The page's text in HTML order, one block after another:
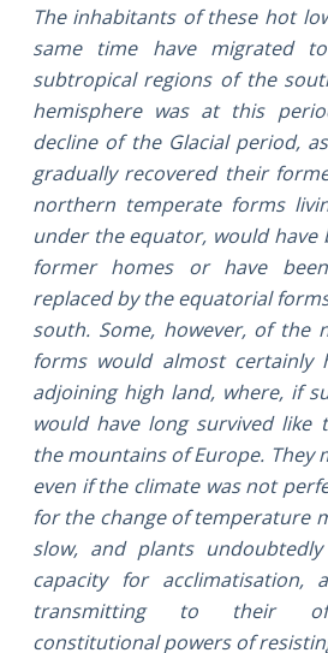
The inhabitants of these hot
same time have migrated
subtropical regions of the
hemisphere was at this
decline of the Glacial period,
gradually recovered their
northern temperate forms
under the equator, would
former homes or have
replaced by the equatorial
south. Some, however, of the
forms would almost certainly
adjoining high land, where, if
would have long survived like
the mountains of Europe. They
even if the climate was not
for the change of temperature
slow, and plants
capacity for acclimatisation,
transmitting to their
constitutional powers of